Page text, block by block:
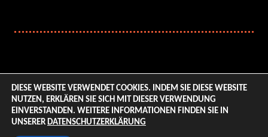
© 2026 ENTERTAINMENT BASE – Life & Style Magazine.
All Rights Reserved. | Based on
DIESE WEBSITE VERWENDET COOKIES. INDEM SIE DIESE WEBSITE
NUTZEN, ERKLÄREN SIE SICH MIT DIESER VERWENDUNG
EINVERSTANDEN. WEITERE INFORMATIONEN FINDEN SIE IN
UNSERER DATENSCHUTZERKLÄRUNG